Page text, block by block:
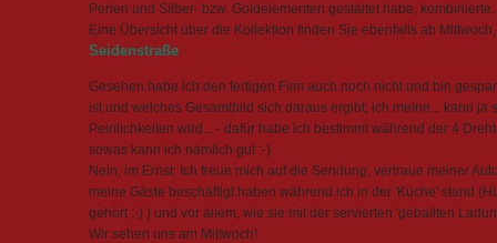
Perlen und Silber- bzw. Goldelementen gestaltet habe, kombinierte.
Eine Übersicht über die Kollektion finden Sie ebenfalls ab
Seidenstraße
Gesehen habe ich den fertigen Film auch noch nicht und bin
ist und welches Gesamtbild sich daraus ergibt; ich meine... kann
Peinlichkeiten wird... - dafür habe ich bestimmt während der 4
sowas kann ich nämlich gut :-)
Nein, im Ernst: Ich freue mich auf die Sendung, vertraue meiner
meine Gäste beschäftigt haben während ich in der 'Küche' stand
gehört ;-) ) und vor allem, wie sie mit der servierten 'geballten
Wir sehen uns am Mittwoch!